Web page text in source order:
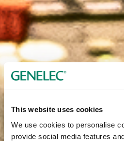
This website uses cookies
We use cookies to personalise
provide social media features